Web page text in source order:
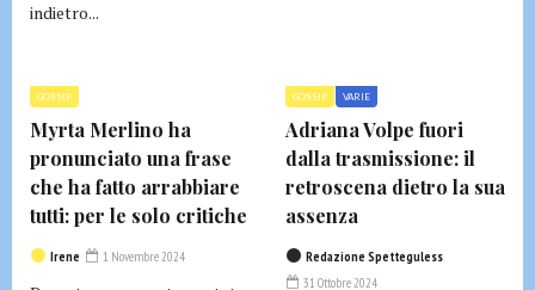
indietro...
GOSSIP
Myrta Merlino ha
pronunciato una frase
che ha fatto arrabbiare
tutti: per le solo critiche
Irene 1 Novembre 2024
GOSSIP VARIE
Adriana Volpe fuori
dalla trasmissione: il
retroscena dietro la sua
assenza
Redazione Spetteguless
31 Ottobre 2024